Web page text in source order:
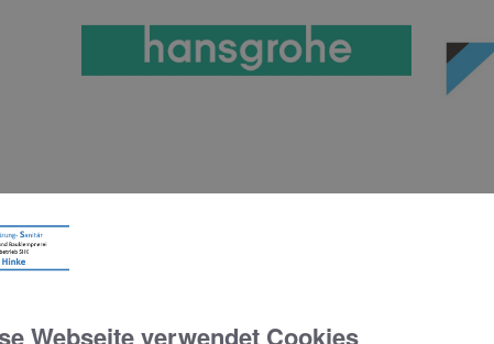
Webseite verwendet Cookies